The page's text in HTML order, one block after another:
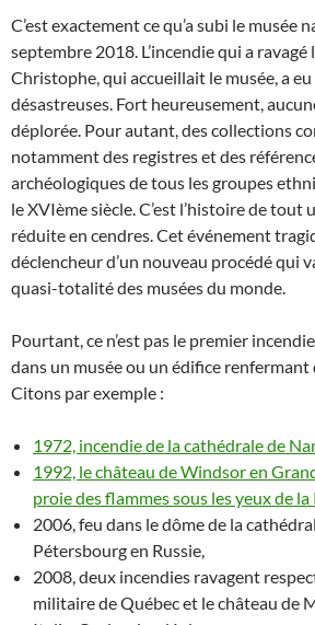
C’est exactement ce qu’a subi le musée
septembre 2018. L’incendie qui a ravagé
Christophe, qui accueillait le musée, a
désastreuses. Fort heureusement,
déplorée. Pour autant, des collections
notamment des registres et des
archéologiques de tous les groupes
le XVIème siècle. C’est l’histoire de tout
réduite en cendres. Cet événement
déclencheur d’un nouveau procédé qui
quasi-totalité des musées du monde.
Pourtant, ce n’est pas le premier
dans un musée ou un édifice renfermant
Citons par exemple :
1972, incendie de la cathédrale de
1992, le château de Windsor en
proie des flammes sous les yeux de
2006, feu dans le dôme de la
Pétersbourg en Russie,
2008, deux incendies ravagent
militaire de Québec et le château de